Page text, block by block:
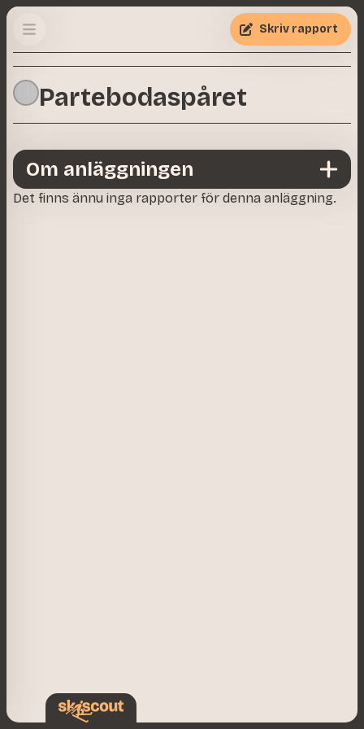
Partebodaspåret
Skriv rapport
Det finns ännu inga rapporter för denna anläggning.
Om anläggningen